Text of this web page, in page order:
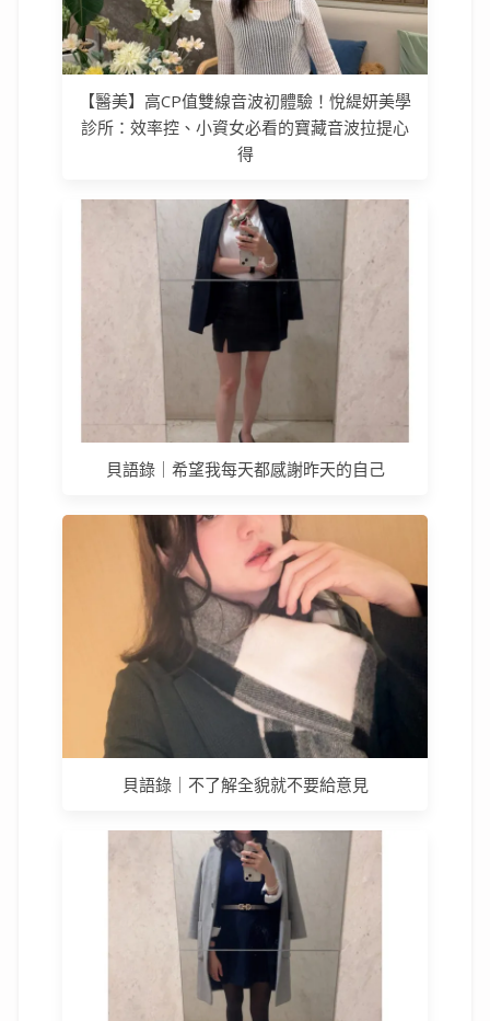
【醫美】高CP值雙線音波初體驗！悅緹妍美學
診所：效率控、小資女必看的寶藏音波拉提心
得
貝語錄｜希望我每天都感謝昨天的自己
貝語錄｜不了解全貌就不要給意見